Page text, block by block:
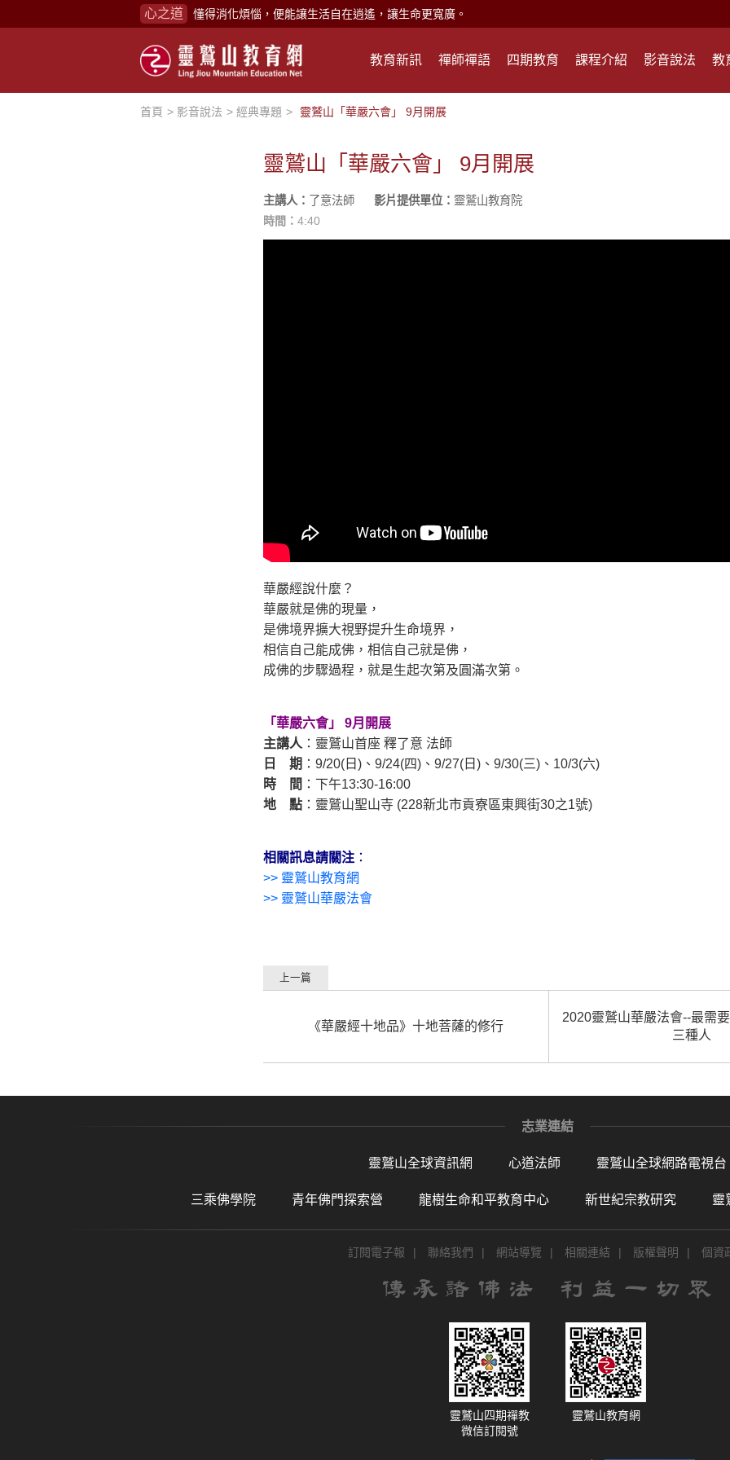
心之道 懂得消化煩惱，便能讓生活自在逍遙，讓生命更寬廣。
負面是惡業，消極是惡業，悲觀是惡業；正面積極樂觀，就是生活禪。
生命是不斷流動地，安靜下來，才能沉澱，才能傾聽。
不執著、不妄想，當下即圓滿。
學佛，就是學著拭去塵埃。
禪修，讓思緒單純，讓靈性清楚顯現。
教育新訊 禪師禪語 四期教育 課程介紹 影音說法 教
首頁 影音說法 經典專題 靈鷲山「華嚴六會」 9月開展
靈鷲山「華嚴六會」 9月開展
主講人： 了意法師 影片提供單位： 靈鷲山教育院
時間： 4:40
華嚴經說什麼？
華嚴就是佛的現量，
是佛境界擴大視野提升生命境界，
相信自己能成佛，相信自己就是佛，
成佛的步驟過程，就是生起次第及圓滿次第。
「華嚴六會」 9月開展
主講人 ：靈鷲山首座 釋了意 法師
日 期 ：9/20(日)、9/24(四)、9/27(日)、9/30(三)、10/3(六)
時 間 ：下午13:30-16:00
地 點：靈鷲山聖山寺 (228新北市貢寮區東興街30之1號)
相關訊息請關注：
>> 靈鷲山教育網
>> 靈鷲山華嚴法會
《華嚴經十地品》十地菩薩的修行
上一篇
2020靈鷲山華嚴法會--最需
三種人
志業連結
靈鷲山全球資訊網 心道法師 靈鷲山全球網路電視台
三乘佛學院 青年佛門探索營 龍樹生命和平教育中心 新世紀宗教研究 靈
訂閱電子報 | 聯絡我們 | 網站導覽 | 相關連結 | 版權聲明 | 個資
靈鷲山四期禪教
微信訂閱號
靈鷲山教育網